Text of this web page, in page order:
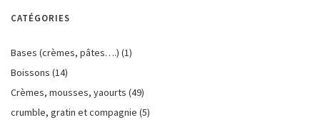
CATÉGORIES
Bases (crèmes, pâtes….) (1)
Boissons (14)
Crèmes, mousses, yaourts (49)
crumble, gratin et compagnie (5)